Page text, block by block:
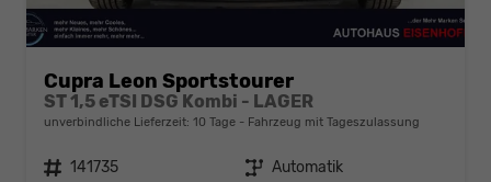
Cupra Leon Sportstourer
ST 1,5 eTSI DSG Kombi - LAGER
unverbindliche Lieferzeit: 10 Tage Fahrzeug mit Tageszulassung
Fahrzeugnr. 141735 Getriebe Automatik